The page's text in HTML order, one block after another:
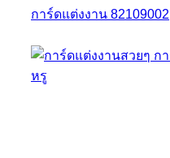
การ์ดแต่งงาน 82109002